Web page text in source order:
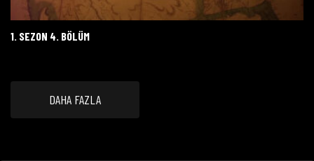
1. SEZON 4. BÖLÜM
DAHA FAZLA